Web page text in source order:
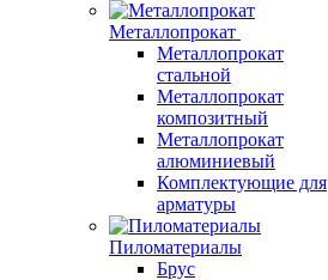
Металлопрокат
Металлопрокат
стальной
Металлопрокат
композитный
Металлопрокат
алюминиевый
Комплектующие для
арматуры
Пиломатериалы
Брус